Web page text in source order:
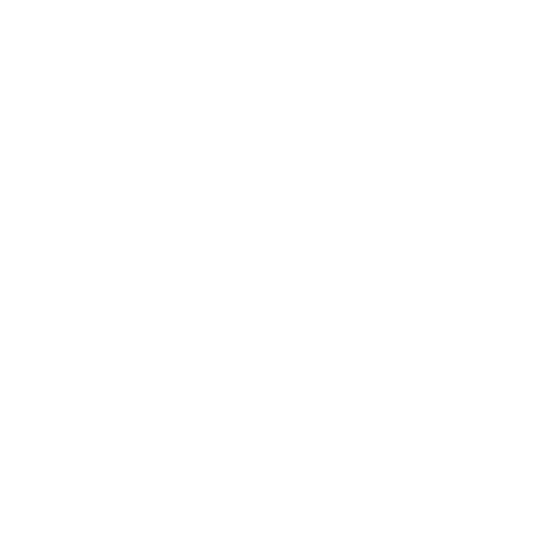
fleurs des rochers, et lande
5 € tarif réduit, gratuit pour